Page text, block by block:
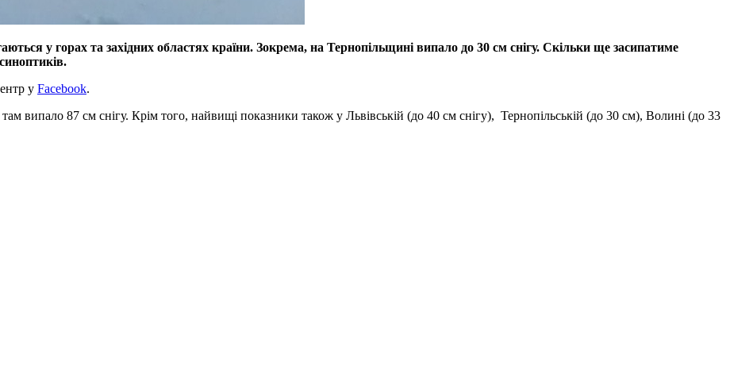
у горах та західних областях країни. Зокрема, на Тернопільщині випало до 30 см снігу. Скільки ще засипатиме
у Facebook.
випало 87 см снігу. Крім того, найвищі показники також у Львівській (до 40 см снігу), Тернопільській (до 30 см), Волині (до 33